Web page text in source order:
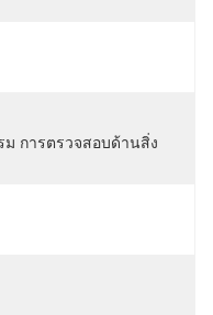
ม การตรวจสอบด้านสิ่ง